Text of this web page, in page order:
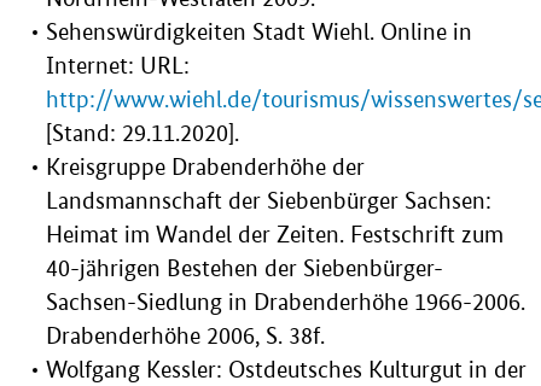
Sehenswürdigkeiten Stadt Wiehl. Online in
Internet: URL:
http://www.wiehl.de/tourismus/wissenswertes/
[Stand: 29.11.2020].
Kreisgruppe Drabenderhöhe der
Landsmannschaft der Siebenbürger Sachsen:
Heimat im Wandel der Zeiten. Festschrift zum
40-jährigen Bestehen der Siebenbürger-
Sachsen-Siedlung in Drabenderhöhe 1966-2006.
Drabenderhöhe 2006, S. 38f.
Wolfgang Kessler: Ostdeutsches Kulturgut in der